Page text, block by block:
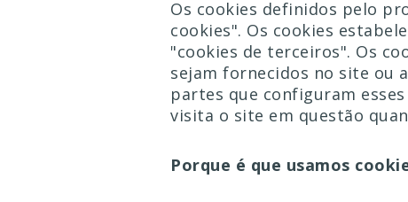
Os cookies definidos pelo
cookies". Os cookies
"cookies de terceiros". Os
sejam fornecidos no site ou
partes que configuram
visita o site em questão
Porque é que usamos